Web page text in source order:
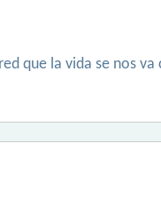
que la vida se nos